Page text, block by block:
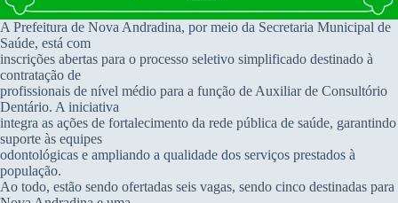
A Prefeitura de Nova Andradina, por meio da Secretaria Municipal de
Saúde, está com
inscrições abertas para o processo seletivo simplificado destinado à
contratação de
profissionais de nível médio para a função de Auxiliar de Consultório
Dentário. A iniciativa
integra as ações de fortalecimento da rede pública de saúde, garantindo
suporte às equipes
odontológicas e ampliando a qualidade dos serviços prestados à
população.
Ao todo, estão sendo ofertadas seis vagas, sendo cinco destinadas para